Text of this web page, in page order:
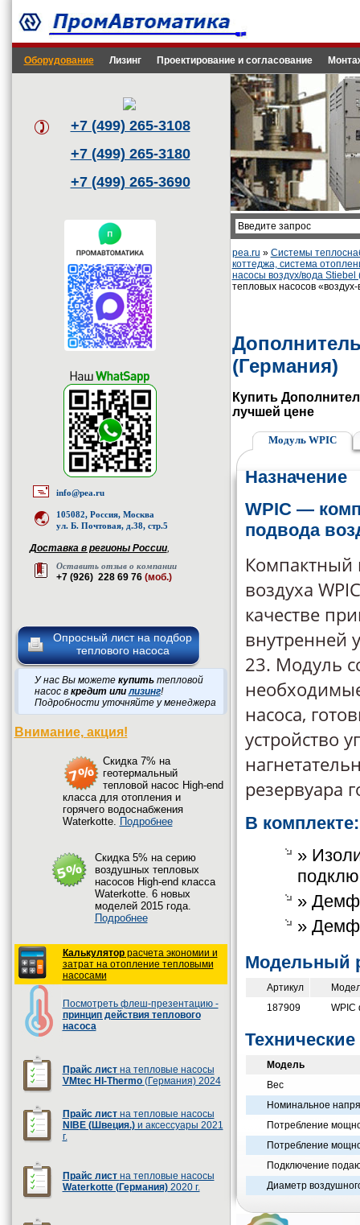
Оборудование Лизинг Проектирование и согласование
+7 (499) 265-3108
+7 (499) 265-3180
+7 (499) 265-3690
info@pea.ru
105082, Россия, Москва
ул. Б. Почтовая, д.38, стр.5
Доставка в регионы России,
Оставить отзыв о компании
+7 (926) 228 69 76 (моб.)
Опросный лист на подбор
теплового насоса
У нас Вы можете купитьтепловой
насос в кредит илилизинг!
Подробности уточняйте у менеджера
Внимание, акция!
Cкидка 7% на
геотермальный
тепловой насос High-end
класса для отопления и
горячего водоснабжения
Waterkotte. Подробнее
Cкидка 5% на серию
воздушных тепловых
насосов High-end класса
Waterkotte. 6 новых
моделей 2015 года.
Подробнее
Калькуляторрасчета экономии и
затрат на отопление тепловыми
насосами
Посмотреть флеш-презентацию -
принцип действия теплового
насоса
Прайс лист на тепловые насосы
VMtec HI-Thermo (Германия) 2024
Прайс листна тепловые насосы
NIBE (Швеция.)и аксессуары 2021
г.
Прайс лист на тепловые насосы
Waterkotte (Германия)2020 г.
pea.ru » Системы
коттеджа, система
насосы воздух/вода
тепловых насосов «воздух-
(Германия)
Купить
лучшей цене
Модуль WPIC
Назначение
WPIC —
подвода
Компактный
воздуха
качестве
внутренней
23. Модуль
насоса,
устройство
резервуара
В комплекте:
»
»
»
Модельный
Артикул
187909
WPIC
Модель
Вес
Номинальное
Потребление
Потребление
Подключение
Диаметр